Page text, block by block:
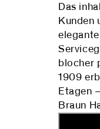
Das
Kunden
blocher
1909
Etagen
Braun